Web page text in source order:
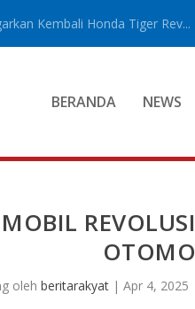
Kembali Honda Tiger Rev...
BERANDA NEWS
olehberitarakyat |Apr 4, 2025